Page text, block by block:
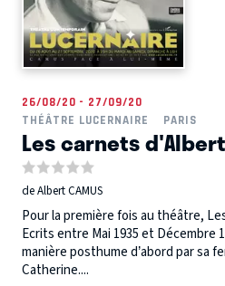
26/08/20 - 27/09/20
THÉÂTRE LUCERNAIRE
PARIS
Les carnets
de Albert CAMUS
Pour la première fois au théâtre,
Ecrits entre Mai 1935 et Décembre
manière posthume d’abord par sa
Catherine....